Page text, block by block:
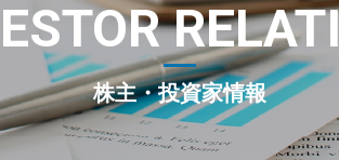
株主・投資家情報